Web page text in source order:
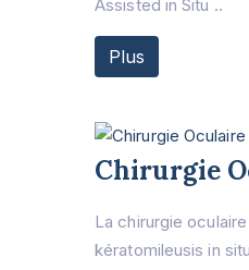
Assisted in Situ ..
Plus
Chirurgie
La chirurgie
kératomileusis in